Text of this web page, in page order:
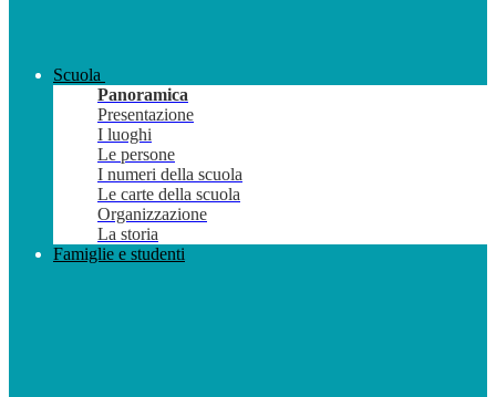
Scuola
Panoramica
Presentazione
I luoghi
Le persone
I numeri della scuola
Le carte della scuola
Organizzazione
La storia
Famiglie e studenti